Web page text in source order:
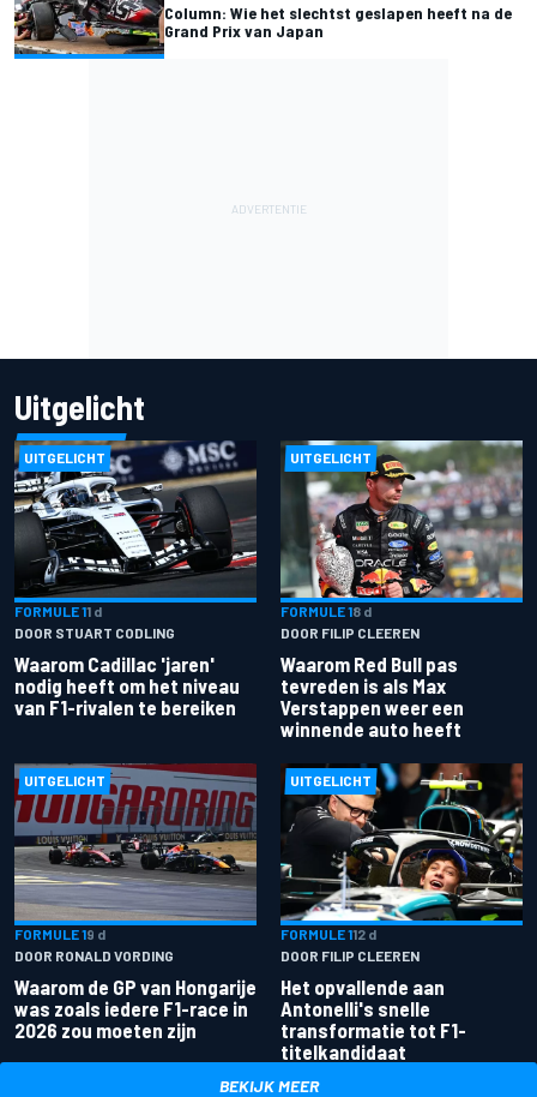
Column: Wie het slechtst geslapen heeft na de
Grand Prix van Japan
Uitgelicht
UITGELICHT
FORMULE 11 d
DOOR STUART CODLING
Waarom Cadillac 'jaren'
nodig heeft om het niveau
van F1-rivalen te bereiken
UITGELICHT
FORMULE 18 d
DOOR FILIP CLEEREN
Waarom Red Bull pas
tevreden is als Max
Verstappen weer een
winnende auto heeft
UITGELICHT
FORMULE 19 d
DOOR RONALD VORDING
Waarom de GP van Hongarije
was zoals iedere F1-race in
2026 zou moeten zijn
UITGELICHT
FORMULE 112 d
DOOR FILIP CLEEREN
Het opvallende aan
Antonelli's snelle
transformatie tot F1-
titelkandidaat
BEKIJK MEER